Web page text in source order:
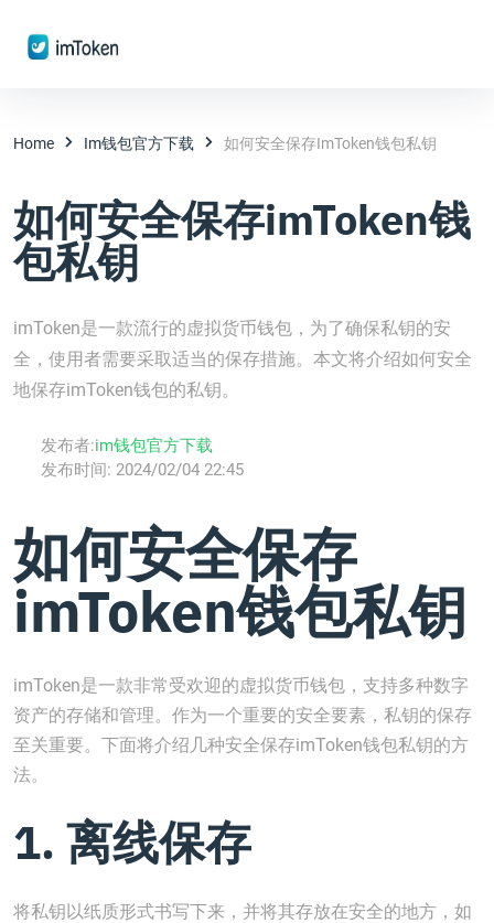
Home Im钱包官方下载 如何安全保存imToken钱包私钥
如何安全保存imToken钱
包私钥
imToken是一款流行的虚拟货币钱包，为了确保私钥的安
全，使用者需要采取适当的保存措施。本文将介绍如何安全
地保存imToken钱包的私钥。
发布者:im钱包官方下载
发布时间: 2024/02/04 22:45
如何安全保存
imToken钱包私钥
imToken是一款非常受欢迎的虚拟货币钱包，支持多种数字
资产的存储和管理。作为一个重要的安全要素，私钥的保存
至关重要。下面将介绍几种安全保存imToken钱包私钥的方
法。
1. 离线保存
将私钥以纸质形式书写下来，并将其存放在安全的地方，如